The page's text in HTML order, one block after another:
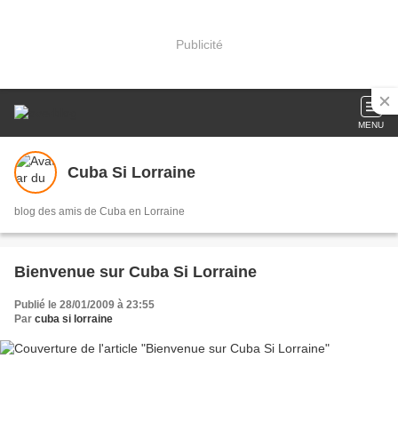
Publicité
MENU
Cuba Si Lorraine
blog des amis de Cuba en Lorraine
Bienvenue sur Cuba Si Lorraine
Publié le 28/01/2009 à 23:55
Par cuba si lorraine